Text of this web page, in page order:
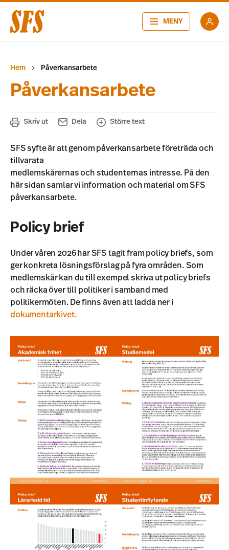
MENY
Hem Påverkansarbete
Påverkansarbete
Skriv ut Dela Större text
SFS syfte är att genom påverkansarbete företräda och
tillvarata
medlemskårernas och studenternas intresse. På den
här sidan samlar vi information och material om SFS
påverkansarbete.
Policy brief
Under våren 2026 har SFS tagit fram policy briefs, som
ger konkreta lösningsförslag på fyra områden. Som
medlemskår kan du till exempel skriva ut policy briefs
och räcka över till politiker i samband med
politikermöten. De finns även att ladda ner i
dokumentarkivet.